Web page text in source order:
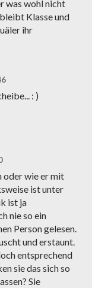
was wohl nicht
Klasse und
ihr
: )
oder wie er mit
ist unter
ist ja
nie so ein
Person gelesen.
und erstaunt.
entsprechend
sie das sich so
Sie